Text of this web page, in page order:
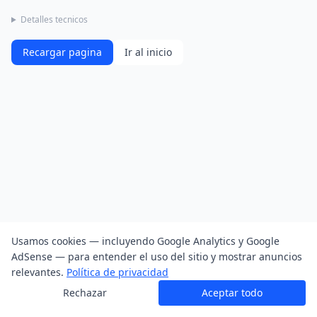
Detalles tecnicos
Recargar pagina Ir al inicio
Usamos cookies — incluyendo Google Analytics y Google
AdSense — para entender el uso del sitio y mostrar anuncios
relevantes. Política de privacidad
Rechazar
Aceptar todo